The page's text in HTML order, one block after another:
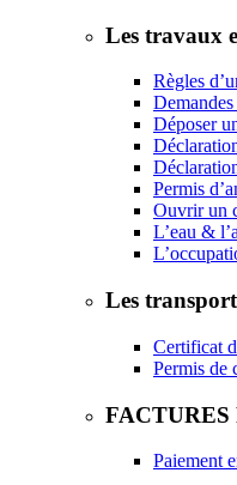
Les travaux
Règles
Déposer
Permis
Ouvrir un
L’eau &
Les
Certificat
Permis de
FACTURES
Paiement